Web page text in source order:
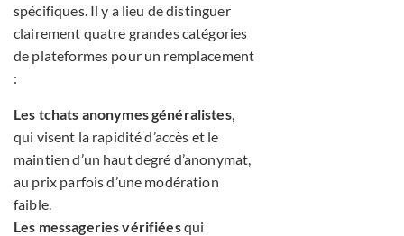
spécifiques. Il y a lieu de distinguer
clairement quatre grandes catégories
de plateformes pour un remplacement
:
Les tchats anonymes généralistes,
qui visent la rapidité d’accès et le
maintien d’un haut degré d’anonymat,
au prix parfois d’une modération
faible.
Les messageries vérifiéesqui